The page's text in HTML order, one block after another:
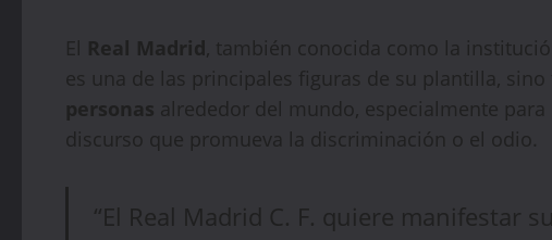
El Real Madrid, también conocida como la
es una de las principales figuras de su plantilla,
personas alrededor del mundo, especialmente
discurso que promueva la discriminación o el odio.
“El Real Madrid C. F. quiere manifestar